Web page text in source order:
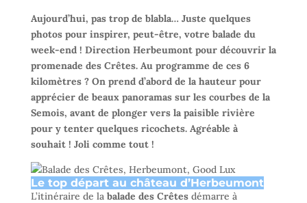
Aujourd’hui, pas trop de blabla… Juste quelques
photos pour inspirer, peut-être, votre balade du
week-end ! Direction Herbeumont pour découvrir la
promenade des Crêtes. Au programme de ces 6
kilomètres ? On prend d’abord de la hauteur pour
apprécier de beaux panoramas sur les courbes de la
Semois, avant de plonger vers la paisible rivière
pour y tenter quelques ricochets. Agréable à
souhait ! Joli comme tout !
Le top départ au château d’Herbeumont
L’itinéraire de la balade des Crêtesdémarre à